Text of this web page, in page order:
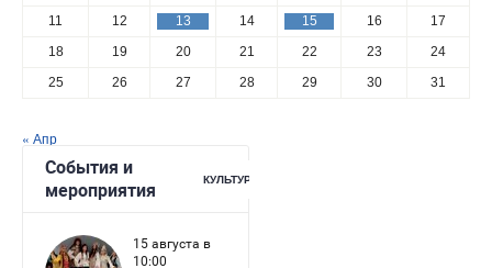
11
12 13 14 15 16
17
18
19 20 21 22 23
24
25
26 27 28 29 30 31
« Апр